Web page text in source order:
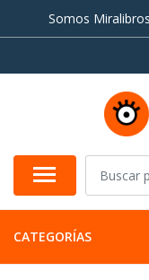
Somos
CATEGORÍAS